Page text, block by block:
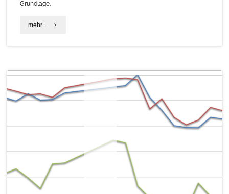
Grundlage.
mehr ... "Mustervertrag
Kommunen
und